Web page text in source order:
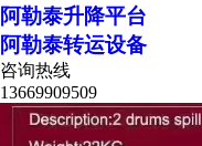
阿勒泰升降平台
阿勒泰转运设备
咨询热线
13669909509